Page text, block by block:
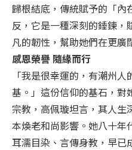
歸根結底，傳統賦予的「內
反，它是一種深刻的錘鍊
凡的韌性，幫助她們在更廣
感恩榮譽 隨緣而行
「我是很幸運的，有潮州
基。」這份信仰的基石，對
宗教，高佩璇坦言，其人生
本煥老和尚影響。她八十年
耳濡目染、言傳身教，早已